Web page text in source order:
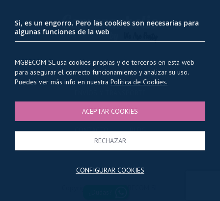
PRIVACIDAD Y USO DE COOKIES
CONDICIONES GENERALES QUIENES SOMOS
CONTACTO BLOG
Si, es un engorro. Pero las cookies son necesarias para
algunas funciones de la web
MGBECOM SL usa cookies propias y de terceros en esta web
para asegurar el correcto funcionamiento y analizar su uso.
Puedes ver más info en nuestra Politica de Cookies.
ACEPTAR COOKIES
RECHAZAR
CONFIGURAR COOKIES